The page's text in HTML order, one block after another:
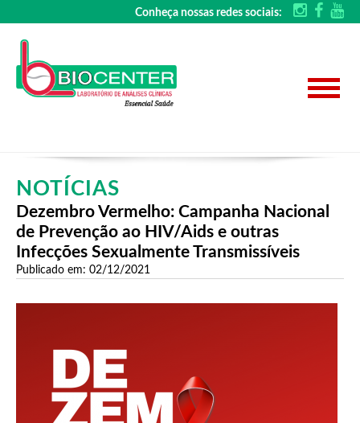
Conheça nossas redes sociais:
NOTÍCIAS
Dezembro Vermelho: Campanha Nacional
de Prevenção ao HIV/Aids e outras
Infecções Sexualmente Transmissíveis
Publicado em: 02/12/2021